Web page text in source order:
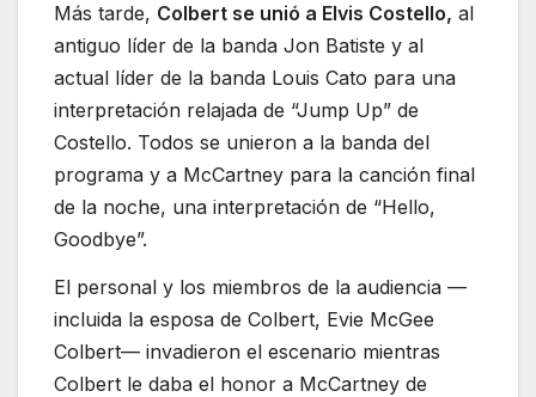
Más tarde, Colbert se unió a Elvis Costello, al
antiguo líder de la banda Jon Batiste y al
actual líder de la banda Louis Cato para una
interpretación relajada de “Jump Up” de
Costello. Todos se unieron a la banda del
programa y a McCartney para la canción final
de la noche, una interpretación de “Hello,
Goodbye”.
El personal y los miembros de la audiencia —
incluida la esposa de Colbert, Evie McGee
Colbert— invadieron el escenario mientras
Colbert le daba el honor a McCartney de